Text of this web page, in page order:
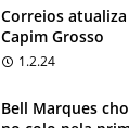
Correios
Capim Grosso
1.2.24
Bell Marques